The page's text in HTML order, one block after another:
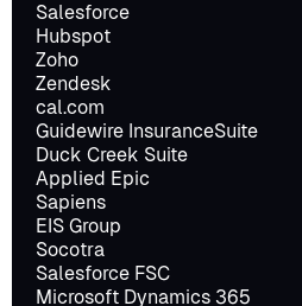
Salesforce
Hubspot
Zoho
Zendesk
cal.com
Guidewire InsuranceSuite
Duck Creek Suite
Applied Epic
Sapiens
EIS Group
Socotra
Salesforce FSC
Microsoft Dynamics 365